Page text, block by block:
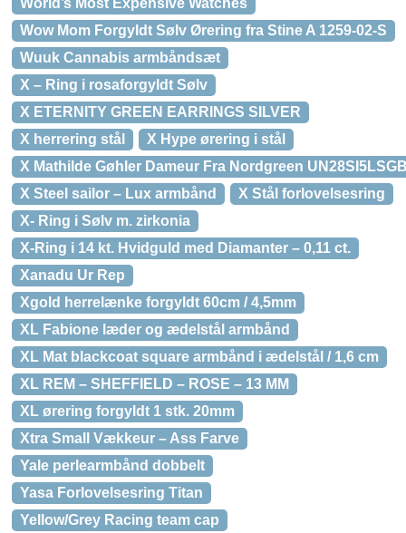
World’s Most Expensive Watches
Wow Mom Forgyldt Sølv Ørering fra Stine A 1259-02-S
Wuuk Cannabis armbåndsæt
X – Ring i rosaforgyldt Sølv
X ETERNITY GREEN EARRINGS SILVER
X herrering stål
X Hype ørering i stål
X Mathilde Gøhler Dameur Fra Nordgreen
X Steel sailor – Lux armbånd
X Stål forlovelsesring
X- Ring i Sølv m. zirkonia
X-Ring i 14 kt. Hvidguld med Diamanter – 0,11 ct.
Xanadu Ur Rep
Xgold herrelænke forgyldt 60cm / 4,5mm
XL Fabione læder og ædelstål armbånd
XL Mat blackcoat square armbånd i ædelstål / 1,6 cm
XL REM – SHEFFIELD – ROSE – 13 MM
XL ørering forgyldt 1 stk. 20mm
Xtra Small Vækkeur – Ass Farve
Yale perlearmbånd dobbelt
Yasa Forlovelsesring Titan
Yellow/Grey Racing team cap